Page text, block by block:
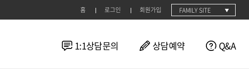
홈 로그인 회원가입 FAMILY SITE
1:1상담문의 상담예약 Q&A